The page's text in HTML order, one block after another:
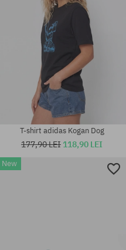
Mărimi existente:
37 1/3; 38; 38 2/3; 39 1/3; 40;
40 2/3; 41 1/3; 42; 42 2/3; 43
T-shirt adidas Kogan Dog
177,90 LEI 118,90 LEI
New